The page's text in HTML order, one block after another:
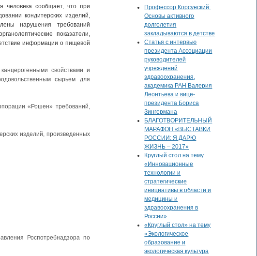
человека сообщает, что при
кондитерских изделий,
нарушения требований
показатели,
информации о пищевой
свойствами и
сырьем для
«Рошен» требований,
изделий, произведенных
Роспотребнадзора по
Профессор Корсунский:
Основы активного
долголетия
закладываются в детстве
Статья с интервью
президента Ассоциации
руководителей
учреждений
здравоохранения,
академика РАН Валерия
Леонтьева и вице-
президента Бориса
Зингермана
БЛАГОТВОРИТЕЛЬНЫЙ
МАРАФОН «ВЫСТАВКИ
РОССИИ: Я ДАРЮ
ЖИЗНЬ – 2017»
Круглый стол на тему
«Инновационные
технологии и
стратегические
инициативы в области и
медицины и
здравоохранения в
России»
«Круглый стол» на тему
«Экологическое
образование и
экологическая культура